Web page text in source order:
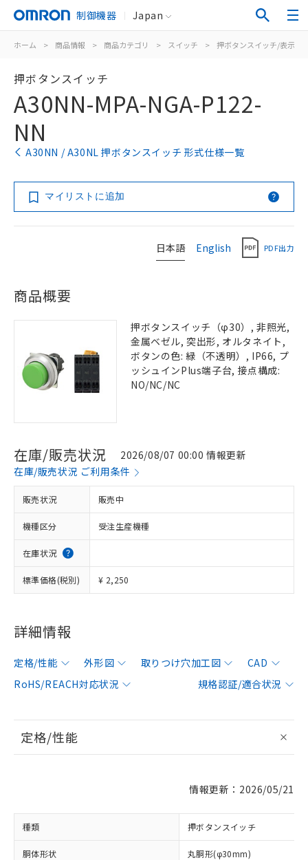
制御機器 Japan
ホーム > 商品情報 > 商品カテゴリ > スイッチ > 押ボタンスイッチ/表示灯
押ボタンスイッチ
A30NN-MPA-NGA-P122-
NN
A30NN / A30NL 押ボタンスイッチ 形式仕様一覧
マイリストに追加
日本語 English PDF出力
商品概要
押ボタンスイッチ（φ30）, 非照光,
金属ベゼル, 突出形, オルタネイト,
ボタンの色: 緑（不透明）, IP66, プ
ッシュインPlus端子台, 接点構成:
NO/NC/NC
在庫/販売状況
2026/08/07 00:00 情報更新
在庫/販売状況 ご利用条件
販売状況 販売中
機種区分 受注生産機種
在庫状況
標準価格(税別) ¥ 2,250
詳細情報
定格/性能 外形図 取りつけ穴加工図
CAD
RoHS/REACH対応状況
規格認証/適合状況
定格/性能
情報更新：2026/05/21
種類 押ボタンスイッチ
胴体形状 丸胴形(φ30mm)